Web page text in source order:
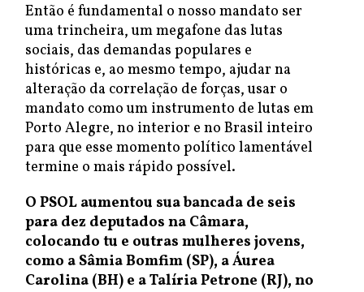
Então é fundamental o nosso mandato ser
uma trincheira, um megafone das lutas
sociais, das demandas populares e
históricas e, ao mesmo tempo, ajudar na
alteração da correlação de forças, usar o
mandato como um instrumento de lutas em
Porto Alegre, no interior e no Brasil inteiro
para que esse momento político lamentável
termine o mais rápido possível.
O PSOL aumentou sua bancada de seis
para dez deputados na Câmara,
colocando tu e outras mulheres jovens,
como a Sâmia Bomfim (SP), a Áurea
Carolina (BH) e a Talíria Petrone (RJ), no